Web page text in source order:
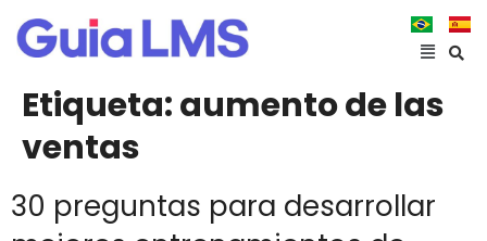
Etiqueta:aumento de las
ventas
30 preguntas para desarrollar